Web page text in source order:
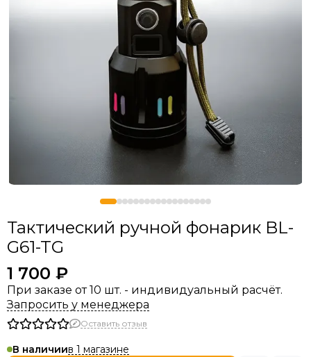
Тактический ручной фонарик BL-
G61-TG
1 700 ₽
При заказе от 10 шт. - индивидуальный расчёт.
Запросить у менеджера
Оставить отзыв
В наличиив 1 магазине